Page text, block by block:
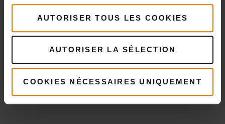
AUTORISER TOUS LES COOKIES
AUTORISER LA SÉLECTION
COOKIES NÉCESSAIRES UNIQUEMENT